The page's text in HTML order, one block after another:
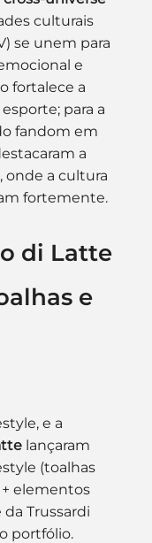
culturais
se unem para
e
fortalece a
para a
fandom em
a
onde a cultura
fortemente.
di Latte
e
e a
lançaram
(toalhas
elementos
Trussardi
portfólio.